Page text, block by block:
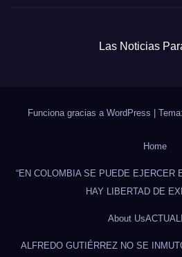
Las Noticias
Funciona gracias a WordPress
Home
“EN COLOMBIA SE PUEDE EJERCER
HAY LIBERTAD DE
About Us
ALFREDO GUTIÉRREZ NO SE